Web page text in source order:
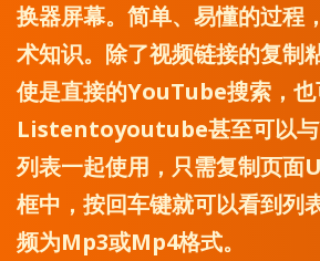
换器屏幕。简单、易懂的过程
术知识。除了视频链接的复制
使是直接的YouTube搜索，也
Listentoyoutube甚至可以
列表一起使用，只需复制页面
框中，按回车键就可以看到列
频为Mp3或Mp4格式。